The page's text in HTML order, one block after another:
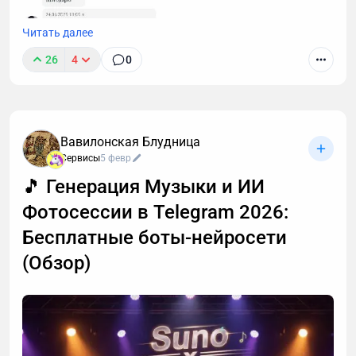
Мне в поддержку недавно написали, что я
обсчитался и вместо 2 часов расшифровал только
120 минут. Причем уже не первая такая претензия.
Я решил разобраться, откуда ноги растут 🦶
Читать далее
26 4 0
Вавилонская Блудница
Сервисы5 февр
🎵 Генерация Музыки и ИИ
Фотосессии в Telegram 2026:
Бесплатные боты-нейросети
(Обзор)